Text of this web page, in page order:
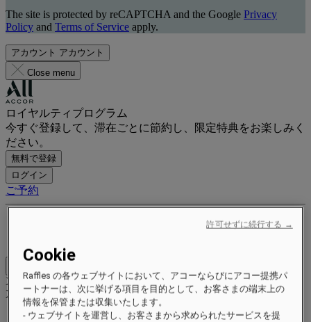
The site is protected by reCAPTCHA and the Google Privacy
Policy and Terms of Service apply.
アカウント アカウント
Close menu
ロイヤルティプログラム
今すぐ登録して、滞在ごとに節約し、限定特典をお楽しみく
ださい。
無料で登録
ログイン
ご予約
Xxxx Xxxxxxxxx
XXXXXX X XXXXXXXX X
Cookie
Raffles の各ウェブサイトにおいて、アコーならびにアコー提携パ
ートナーは、次に挙げる項目を目的として、お客さまの端末上の
情報を保管または収集いたします。
- ウェブサイトを運営し、お客さまから求められたサービスを提
許可せずに続行する →